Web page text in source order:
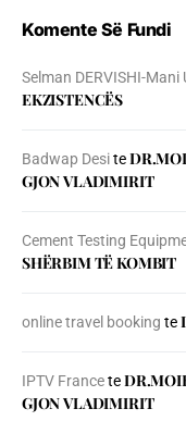
Komente Së Fundi
Selman DERVISHI-Mani
EKZISTENCЁS
Badwap Desite
GJON VLADIMIRIT
Cement Testing
SHЁRBIM TЁ KOMBIT
online travel booking te
IPTV Francete
GJON VLADIMIRIT